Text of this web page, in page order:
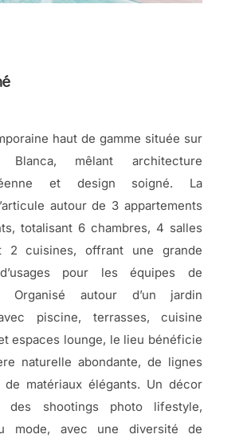
haut de gamme située sur
mêlant architecture
et design soigné. La
autour de 3 appartements
totalisant 6 chambres, 4 salles
2 cuisines, offrant une grande
pour les équipes de
Organisé autour d’un jardin
piscine, terrasses, cuisine
espaces lounge, le lieu bénéficie
naturelle abondante, de lignes
matériaux élégants. Un décor
des shootings photo lifestyle,
mode, avec une diversité de